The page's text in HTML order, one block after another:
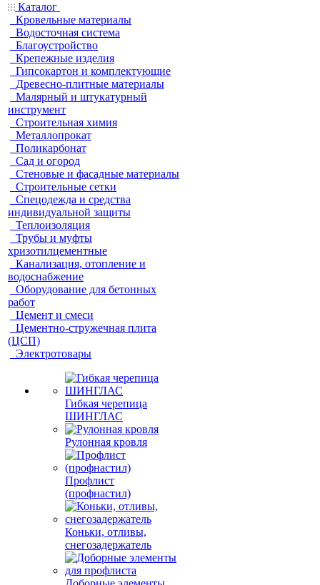
Каталог
Кровельные материалы
Водосточная система
Благоустройство
Крепежные изделия
Гипсокартон и комплектующие
Древесно-плитные материалы
Малярный и штукатурный
инструмент
Строительная химия
Металлопрокат
Поликарбонат
Сад и огород
Стеновые и фасадные материалы
Строительные сетки
Спецодежда и средства
индивидуальной защиты
Теплоизоляция
Трубы и муфты
хризотилцементные
Канализация, отопление и
водоснабжение
Оборудование для бетонных
работ
Цемент и смеси
Цементно-стружечная плита
(ЦСП)
Электротовары
Гибкая черепица
ШИНГЛАС
Рулонная кровля
Профлист
(профнастил)
Коньки, отливы,
снегозадержатель